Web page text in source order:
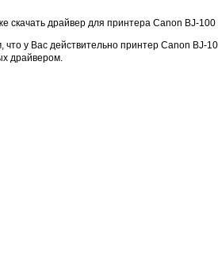
скачать драйвер для принтера Canon BJ-100
что у Вас действительно принтер Canon BJ-
драйвером.